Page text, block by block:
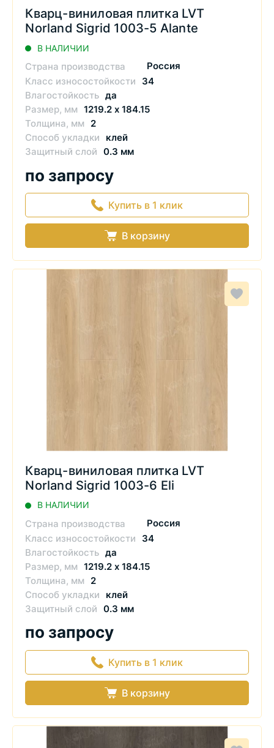
Кварц-виниловая плитка LVT
Norland Sigrid 1003-5 Alante
В НАЛИЧИИ
Страна производства
Россия
Класс износостойкости
34
Влагостойкость да
Размер, мм 1219.2 х 184.15
Толщина, мм
2
Способ укладки
клей
Защитный слой 0.3 мм
по запросу
Купить в 1 клик
В корзину
Кварц-виниловая плитка LVT
Norland Sigrid 1003-6 Eli
В НАЛИЧИИ
Страна производства
Россия
Класс износостойкости
34
Влагостойкость да
Размер, мм 1219.2 х 184.15
Толщина, мм
2
Способ укладки
клей
Защитный слой 0.3 мм
по запросу
Купить в 1 клик
В корзину